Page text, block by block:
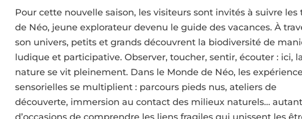
Pour cette nouvelle saison, les visiteurs sont invités à suivre les
de Néo, jeune explorateur devenu le guide des vacances. À
son univers, petits et grands découvrent la biodiversité de
ludique et participative. Observer, toucher, sentir, écouter : ici,
nature se vit pleinement. Dans le Monde de Néo, les
sensorielles se multiplient : parcours pieds nus, ateliers de
découverte, immersion au contact des milieux naturels… autant